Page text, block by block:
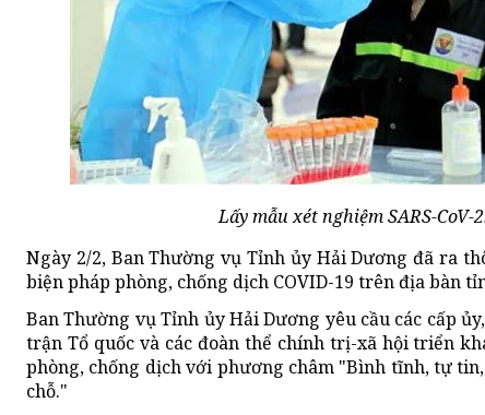
Lấy mẫu xét nghiệm SARS-CoV-
Ngày 2/2, Ban Thường vụ Tỉnh ủy Hải Dương đã ra
biện pháp phòng, chống dịch COVID-19 trên địa bàn
Ban Thường vụ Tỉnh ủy Hải Dương yêu cầu các cấp
trận Tổ quốc và các đoàn thể chính trị-xã hội triển
phòng, chống dịch với phương châm "Bình tĩnh, tự
chỗ."